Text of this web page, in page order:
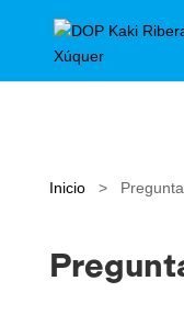
Inicio>